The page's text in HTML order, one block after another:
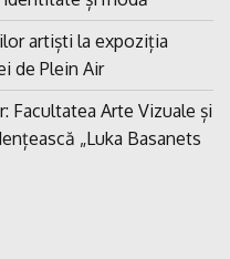
artiști la expoziția
de Plein Air
Facultatea Arte Vizuale și
„Luka Basanets